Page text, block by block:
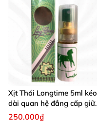
Xịt Thái Longtime 5ml kéo
dài quan hệ đẳng cấp giữ
cuộc yêu
250.000₫